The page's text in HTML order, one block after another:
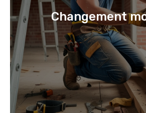
Changement